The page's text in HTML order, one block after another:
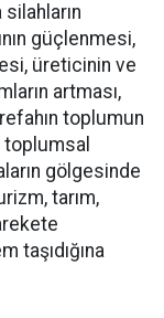
silahların
güçlenmesi,
üreticinin ve
artması,
toplumun
toplumsal
gölgesinde
tarım,
taşıdığına